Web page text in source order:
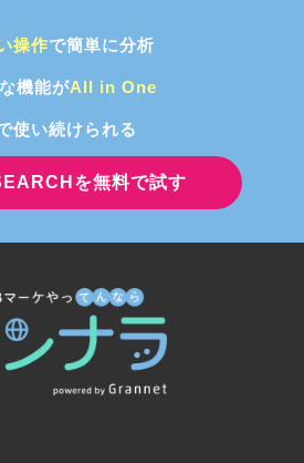
操作で簡単に分析
機能がAll in One
使い続けられる
を無料で試す